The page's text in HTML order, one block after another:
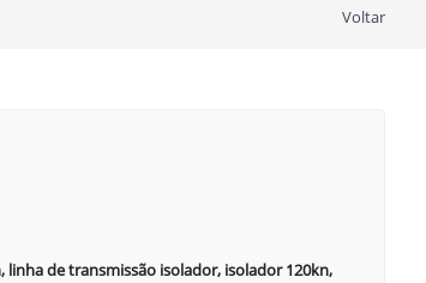
Voltar
de transmissão isolador, isolador 120kn,